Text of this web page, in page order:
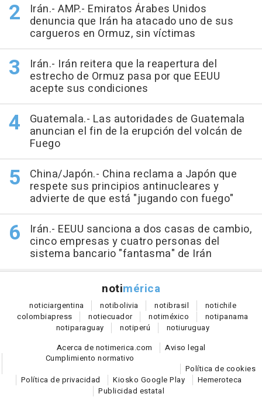
Irán.- AMP.- Emiratos Árabes Unidos
denuncia que Irán ha atacado uno de sus
cargueros en Ormuz, sin víctimas
Irán.- Irán reitera que la reapertura del
estrecho de Ormuz pasa por que EEUU
acepte sus condiciones
Guatemala.- Las autoridades de Guatemala
anuncian el fin de la erupción del volcán de
Fuego
China/Japón.- China reclama a Japón que
respete sus principios antinucleares y
advierte de que está "jugando con fuego"
Irán.- EEUU sanciona a dos casas de cambio,
cinco empresas y cuatro personas del
sistema bancario "fantasma" de Irán
notimérica
noticiargentina notibolivia notibrasil notichile
colombiapress notiecuador notiméxico notipanama
notiparaguay notiperú notiuruguay
Acerca de notimerica.com
Aviso legal
Cumplimiento normativo
Política de cookies
Política de privacidad
Kiosko Google Play
Hemeroteca
Publicidad estatal